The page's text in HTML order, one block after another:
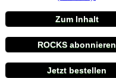
Zum Inhalt
ROCKS abonnieren
Jetzt bestellen